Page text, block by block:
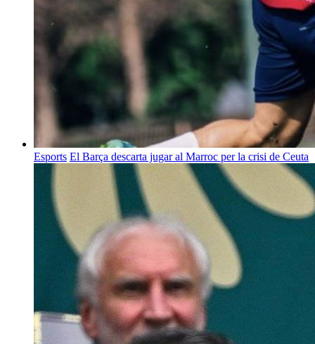
Esports El Barça descarta jugar al Marroc per la crisi de Ceuta